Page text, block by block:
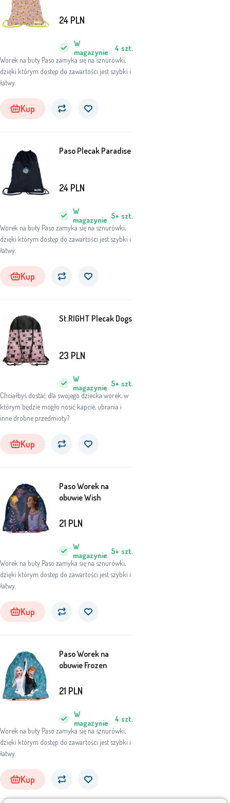
Worek na buty Paso zamyka się na sznurówki,
dzięki którym dostęp do zawartości jest szybki i
łatwy.
W
magazynie
4 szt.
24 PLN
Kup
Paso Plecak Paradise
Worek na buty Paso zamyka się na sznurówki,
dzięki którym dostęp do zawartości jest szybki i
łatwy.
W
magazynie 5+ szt.
24 PLN
Kup
St.RIGHT Plecak Dogs
Chciałbyś dostać dla swojego dziecka worek, w
którym będzie mogło nosić kapcie, ubrania i
inne drobne przedmioty?
W
magazynie 5+ szt.
23 PLN
Kup
Paso Worek na
obuwie Wish
Worek na buty Paso zamyka się na sznurówki,
dzięki którym dostęp do zawartości jest szybki i
łatwy.
W
magazynie 5+ szt.
21 PLN
Kup
Paso Worek na
obuwie Frozen
Worek na buty Paso zamyka się na sznurówki,
dzięki którym dostęp do zawartości jest szybki i
łatwy.
W
magazynie
4 szt.
21 PLN
Kup